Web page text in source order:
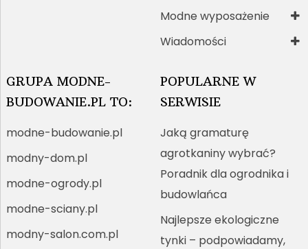
Modne wyposażenie
Wiadomości
GRUPA MODNE-
BUDOWANIE.PL TO:
modne-budowanie.pl
modny-dom.pl
modne-ogrody.pl
modne-sciany.pl
modny-salon.com.pl
POPULARNE W
SERWISIE
Jaką gramaturę
agrotkaniny wybrać?
Poradnik dla ogrodnika i
budowlańca
Najlepsze ekologiczne
tynki – podpowiadamy,